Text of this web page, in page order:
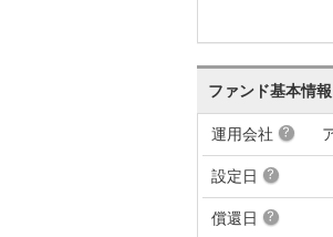
ファンド基本情報
運用会社
設定日
償還日